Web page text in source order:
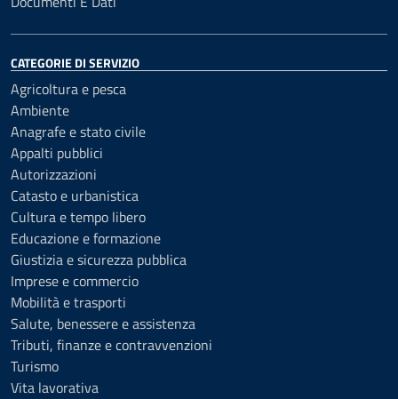
CATEGORIE DI SERVIZIO
Agricoltura e pesca
Ambiente
Anagrafe e stato civile
Appalti pubblici
Autorizzazioni
Catasto e urbanistica
Cultura e tempo libero
Educazione e formazione
Giustizia e sicurezza pubblica
Imprese e commercio
Mobilità e trasporti
Salute, benessere e assistenza
Tributi, finanze e contravvenzioni
Turismo
Vita lavorativa